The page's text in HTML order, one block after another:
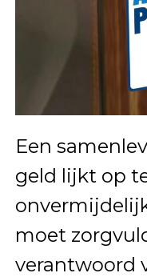
Een
geld lijkt op
moet
verantwoord